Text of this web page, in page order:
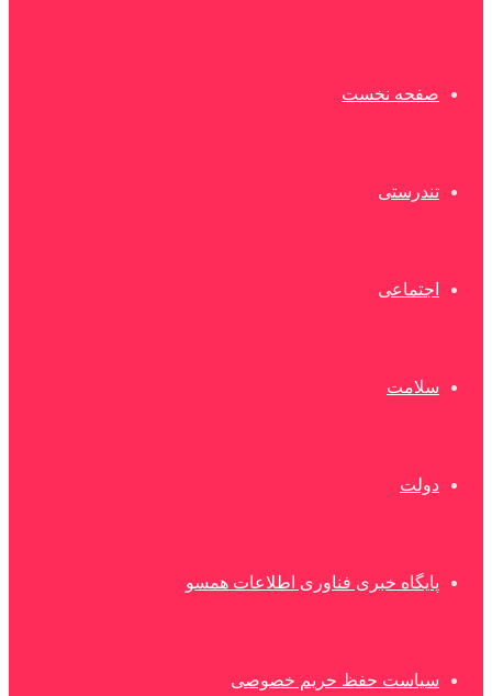
صفحه نخست
تندرستی
اجتماعی
سلامت
دولت
پایگاه خبری فناوری اطلاعات همسو
سیاست حفظ حریم خصوصی